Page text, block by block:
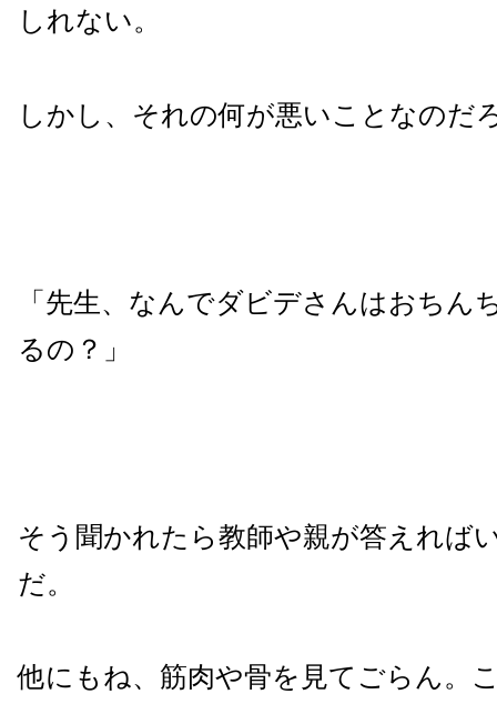
しれない。
しかし、それの何が悪いことなのだ
「先生、なんでダビデさんはおちん
るの？」
そう聞かれたら教師や親が答えれば
だ。
他にもね、筋肉や骨を見てごらん。